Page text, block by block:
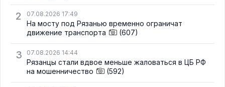
2 07.08.2026 17:49
На мосту под Рязанью временно ограничат
движение транспорта
(607)
3 07.08.2026 14:44
Рязанцы стали вдвое меньше жаловаться в ЦБ РФ
на мошенничество
(592)